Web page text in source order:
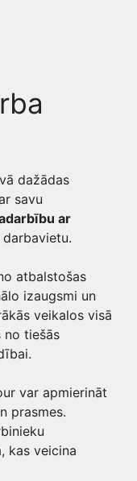
dažādas
savu
ar
atbalstošas
izaugsmi un
veikalos visā
no tiešās
var apmierināt
prasmes.
kas veicina